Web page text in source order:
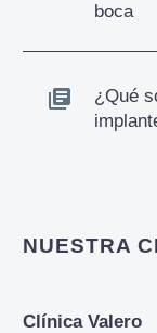
boca
¿Qué
NUESTRA
Clínica Valero